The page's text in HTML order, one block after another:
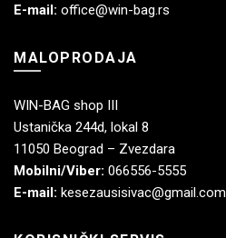
E-mail: office@win-bag.rs
MALOPRODAJA
WIN-BAG shop III
Ustanička 244d, lokal 8
11050 Beograd – Zvezdara
Mobilni/Viber: 066556-5555
E-mail: kesezausisivac@gmail.com